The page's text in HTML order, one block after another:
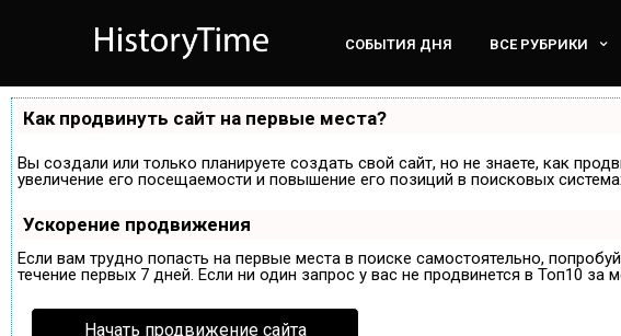
СОБЫТИЯ ДНЯ ВСЕ РУБРИКИ
Как продвинуть сайт на первые места?
Вы создали или только планируете создать свой сайт, но не знаете, как
увеличение его посещаемости и повышение его позиций в поисковых
Ускорение продвижения
Если вам трудно попасть на первые места в поиске самостоятельно,
течение первых 7 дней. Если ни один запрос у вас не продвинется в Топ10 за
Начать продвижение сайта